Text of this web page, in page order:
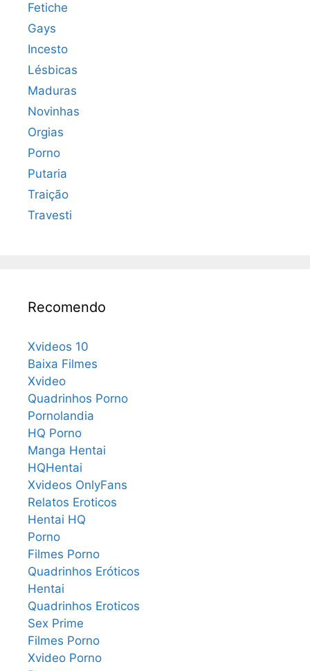
Fetiche
Gays
Incesto
Lésbicas
Maduras
Novinhas
Orgias
Porno
Putaria
Traição
Travesti
Recomendo
Xvideos 10
Baixa Filmes
Xvideo
Quadrinhos Porno
Pornolandia
HQ Porno
Manga Hentai
HQHentai
Xvideos OnlyFans
Relatos Eroticos
Hentai HQ
Porno
Filmes Porno
Quadrinhos Eróticos
Hentai
Quadrinhos Eroticos
Sex Prime
Filmes Porno
Xvideo Porno